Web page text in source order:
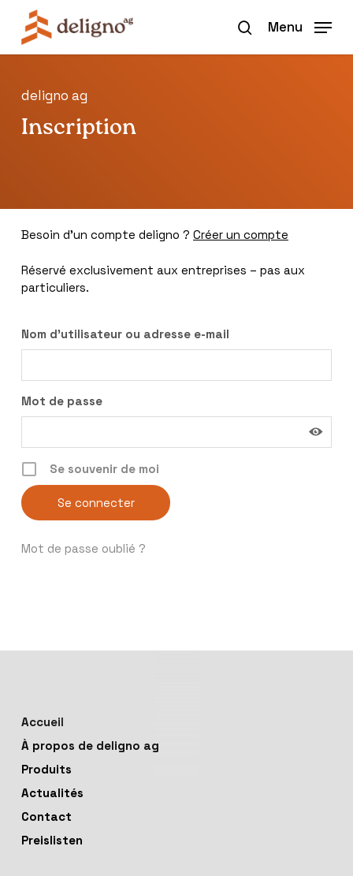
main
content
search
Menu
deligno ag
Inscription
Besoin d’un compte deligno ?Créer un compte
Réservé exclusivement aux entreprises – pas aux
particuliers.
Nom d'utilisateur ou adresse e-mail
Mot de passe
Se souvenir de moi
Mot de passe oublié ?
Accueil
À propos de deligno ag
Produits
Actualités
Contact
Preislisten